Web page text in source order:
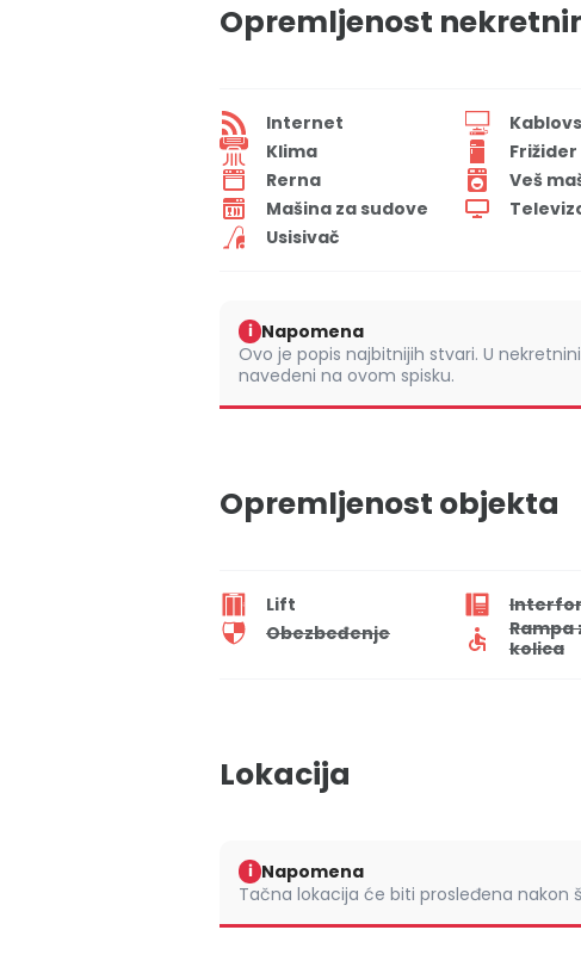
Opremljenost
Internet
Klima
Frižider
Rerna
Veš
Mašina za sudove
Usisivač
i Napomena
Ovo je popis najbitnijih stvari. U
navedeni na ovom spisku.
Opremljenost objekta
Lift
Obezbeđenje
Rampa
kolica
Lokacija
i Napomena
Tačna lokacija će biti prosleđena nakon